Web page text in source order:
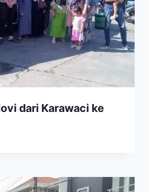
dari Karawaci ke